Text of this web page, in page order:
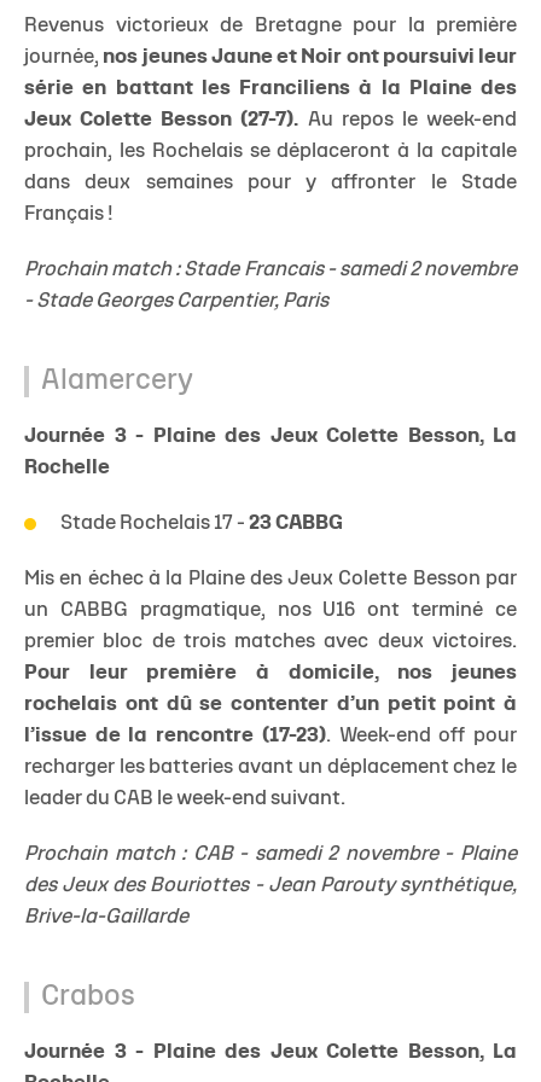
Revenus victorieux de Bretagne pour la première
journée, nos jeunes Jaune et Noir ont poursuivi leur
série en battant les Franciliens à la Plaine des
Jeux Colette Besson (27-7). Au repos le week-end
prochain, les Rochelais se déplaceront à la capitale
dans deux semaines pour y affronter le Stade
Français !
Prochain match : Stade Francais - samedi 2 novembre
- Stade Georges Carpentier, Paris
Alamercery
Journée 3 - Plaine des Jeux Colette Besson, La
Rochelle
Stade Rochelais 17 - 23 CABBG
Mis en échec à la Plaine des Jeux Colette Besson par
un CABBG pragmatique, nos U16 ont terminé ce
premier bloc de trois matches avec deux victoires.
Pour leur première à domicile, nos jeunes
rochelais ont dû se contenter d’un petit point à
l’issue de la rencontre (17-23). Week-end off pour
recharger les batteries avant un déplacement chez le
leader du CAB le week-end suivant.
Prochain match : CAB - samedi 2 novembre - Plaine
des Jeux des Bouriottes - Jean Parouty synthétique,
Brive-la-Gaillarde
Crabos
Journée 3 - Plaine des Jeux Colette Besson, La